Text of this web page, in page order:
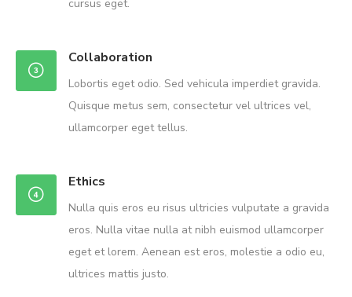
cursus eget.
Collaboration
Lobortis eget odio. Sed vehicula imperdiet gravida.
Quisque metus sem, consectetur vel ultrices vel,
ullamcorper eget tellus.
Ethics
Nulla quis eros eu risus ultricies vulputate a gravida
eros. Nulla vitae nulla at nibh euismod ullamcorper
eget et lorem. Aenean est eros, molestie a odio eu,
ultrices mattis justo.